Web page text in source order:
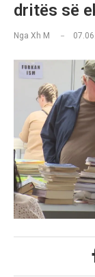
dritës së
Nga Xh M